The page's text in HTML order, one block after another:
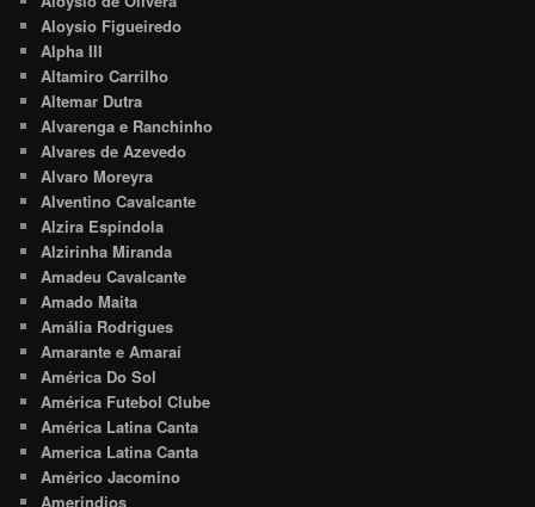
Aloysio Figueiredo
Alpha III
Altamiro Carrilho
Altemar Dutra
Alvarenga e Ranchinho
Alvares de Azevedo
Alvaro Moreyra
Alventino Cavalcante
Alzira Espíndola
Alzirinha Miranda
Amadeu Cavalcante
Amado Maita
Amália Rodrigues
Amarante e Amaraí
América Do Sol
América Futebol Clube
América Latina Canta
America Latina Canta
Américo Jacomino
Amerindios